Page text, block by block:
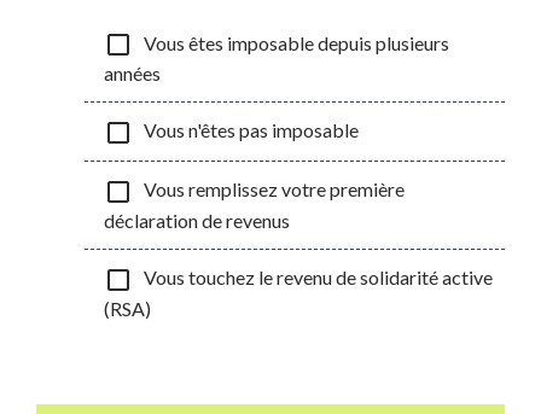
check_box_outline_blank
Vous êtes imposable depuis plusieurs
années
check_box_outline_blank Vous n'êtes pas imposable
check_box_outline_blank
Vous remplissez votre première
déclaration de revenus
check_box_outline_blank
Vous touchez le revenu de solidarité active
(RSA)